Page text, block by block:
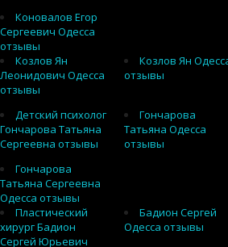
Коновалов Егор
Сергеевич Одесса
отзывы
Козлов Ян
Леонидович Одесса
отзывы
Козлов Ян
отзывы
Детский психолог
Гончарова Татьяна
Сергеевна отзывы
Гончарова
Татьяна Одесса
отзывы
Гончарова
Татьяна Сергеевна
Одесса отзывы
Пластический
хирург Бадион
Сергей Юрьевич
Бадион Сергей
Одесса отзывы